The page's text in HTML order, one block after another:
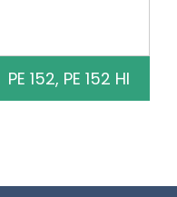
PE 152, PE 152 HI